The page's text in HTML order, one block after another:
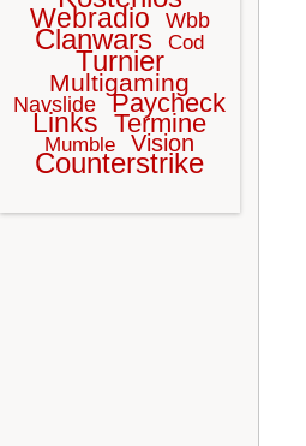
Webradio Wbb
Clanwars Cod
Turnier
Multigaming
Navslide Paycheck
Links Termine
Mumble Vision
Counterstrike